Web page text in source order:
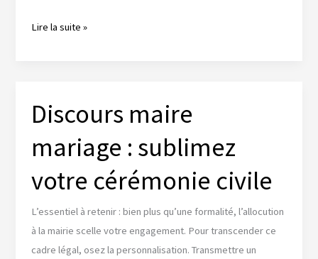
Timbres
de
sublimer
vos
Lire la suite »
Discours maire
mariage : sublimez
votre cérémonie civile
L’essentiel à retenir : bien plus qu’une formalité, l’allocution
à la mairie scelle votre engagement. Pour transcender ce
cadre légal, osez la personnalisation. Transmettre un